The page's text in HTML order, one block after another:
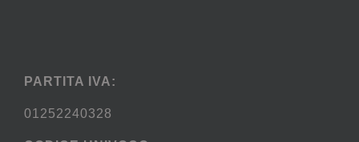
PARTITA IVA:
01252240328